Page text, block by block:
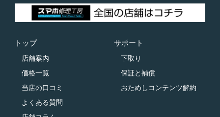
トップ
店舗案内
価格一覧
当店の口コミ
よくある質問
サポート
下取り
保証と補償
おためしコンテンツ解約